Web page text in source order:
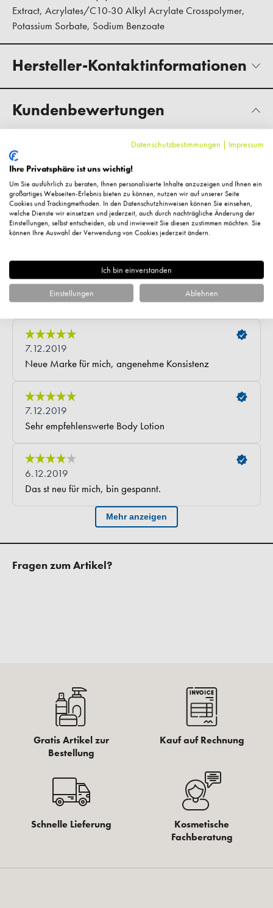
Extract, Acrylates/C10-30 Alkyl Acrylate Crosspolymer,
Potassium Sorbate, Sodium Benzoate
Hersteller-Kontaktinformationen
Kundenbewertungen
Fragen zum Artikel?
Gratis Artikel zur
Bestellung
Kauf auf Rechnung
Schnelle Lieferung
Kosmetische
Fachberatung
Datenschutzbestimmungen | Impressum
Ihre Privatsphäre ist uns wichtig!
Um Sie ausführlich zu beraten, Ihnen personalisierte Inhalte anzuzeigen und Ihnen ein
großartiges Webseiten-Erlebnis bieten zu können, nutzen wir auf unserer Seite
Cookies und Trackingmethoden. In den Datenschutzhinweisen können Sie einsehen,
welche Dienste wir einsetzen und jederzeit, auch durch nachträgliche Änderung der
Einstellungen, selbst entscheiden, ob und inwieweit Sie diesen zustimmen möchten. Sie
können Ihre Auswahl der Verwendung von Cookies jederzeit ändern.
Ich bin einverstanden
Einstellungen Ablehnen